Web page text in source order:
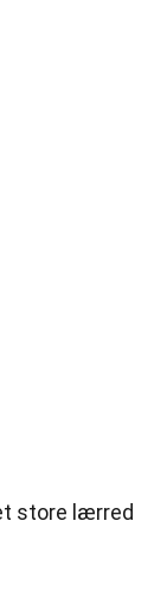
store lærred